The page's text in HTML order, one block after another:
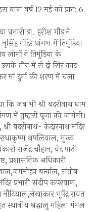
वर्ष 12 मई को प्रात: 6
प्रभारी डा. हरीश गौड़ ने
मंदिर प्रांगण में तिमुंडिया
लोगों ने तिमुंडिया के
उसके तीन में से दो सिर काट
मां दुर्गा की शरण में चला
कि जब भी श्री बदरीनाथ धाम
में तुम्हारी पूजा की जायेगी।
बदरीनाथ- केदारनाथ मंदिर
राधाकृष्ण थपलियाल, मुख्य
राजेंद्र चौहान, वेद पाठी
प्रशासनिक अधिकारी
बर्त्वाल, संतोष
प्रभारी संदीप कपरवाण,
भूपेंद्र रावत
श्रद्धालु महिला मंगल